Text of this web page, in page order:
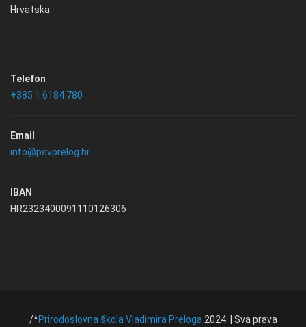
Hrvatska
Telefon
+385 1 6184 780
Email
info@psvprelog.hr
IBAN
HR2323400091110126306
/*Prirodoslovna škola Vladimira Preloga 2024. | Sva prava